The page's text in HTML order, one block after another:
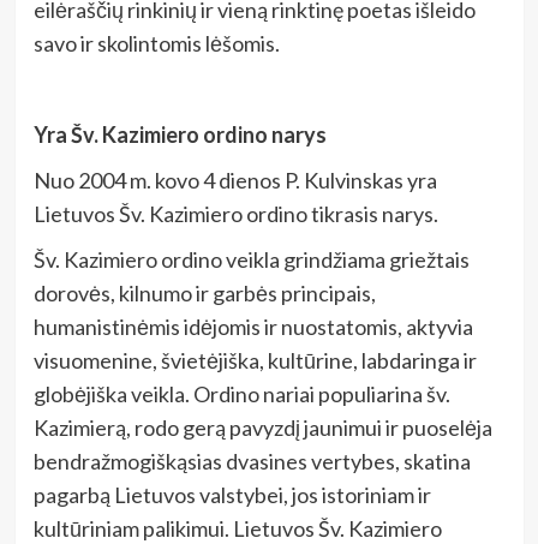
eilėraščių rinkinių ir vieną rinktinę poetas išleido
savo ir skolintomis lėšomis.
Yra Šv. Kazimiero ordino narys
Nuo 2004 m. kovo 4 dienos P. Kulvinskas yra
Lietuvos Šv. Kazimiero ordino tikrasis narys.
Šv. Kazimiero ordino veikla grindžiama griežtais
dorovės, kilnumo ir garbės principais,
humanistinėmis idėjomis ir nuostatomis, aktyvia
visuomenine, švietėjiška, kultūrine, labdaringa ir
globėjiška veikla. Ordino nariai populiarina šv.
Kazimierą, rodo gerą pavyzdį jaunimui ir puoselėja
bendražmogiškąsias dvasines vertybes, skatina
pagarbą Lietuvos valstybei, jos istoriniam ir
kultūriniam palikimui. Lietuvos Šv. Kazimiero